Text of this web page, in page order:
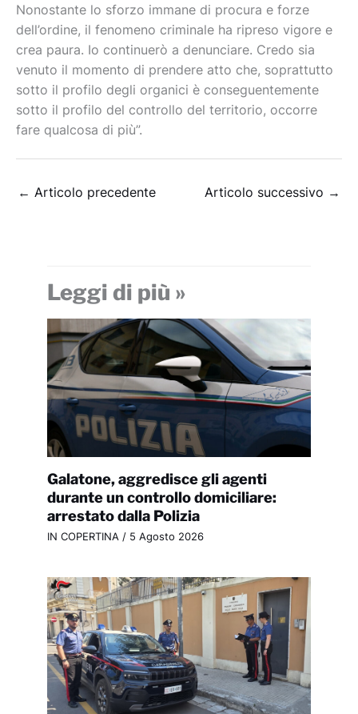
Nonostante lo sforzo immane di procura e forze
dell’ordine, il fenomeno criminale ha ripreso vigore e
crea paura. Io continuerò a denunciare. Credo sia
venuto il momento di prendere atto che, soprattutto
sotto il profilo degli organici è conseguentemente
sotto il profilo del controllo del territorio, occorre
fare qualcosa di più”.
← Articolo precedente Articolo successivo →
Leggi di più »
Galatone, aggredisce gli agenti
durante un controllo domiciliare:
arrestato dalla Polizia
IN COPERTINA/ 5 Agosto 2026